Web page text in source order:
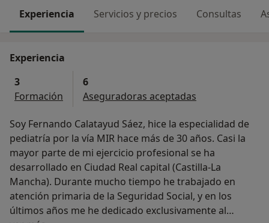
Experiencia Servicios y precios Consultas
Experiencia
3
Formación
6
Aseguradoras aceptadas
Soy Fernando Calatayud Sáez, hice la especialidad de
pediatría por la vía MIR hace más de 30 años. Casi la
mayor parte de mi ejercicio profesional se ha
desarrollado en Ciudad Real capital (Castilla-La
Mancha). Durante mucho tiempo he trabajado en
atención primaria de la Seguridad Social, y en los
últimos años me he dedicado exclusivamente al